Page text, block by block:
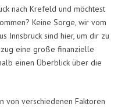
nach Krefeld und möchtest
Keine Sorge, wir vom
Innsbruck sind hier, um dir zu
eine große finanzielle
einen Überblick über die
von verschiedenen Faktoren